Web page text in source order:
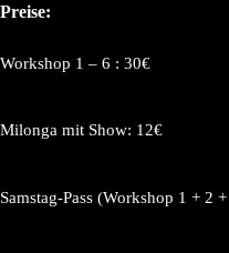
Preise:
Workshop 1 – 6 : 30€
Milonga mit Show: 12€
Samstag-Pass (Workshop 1 + 2